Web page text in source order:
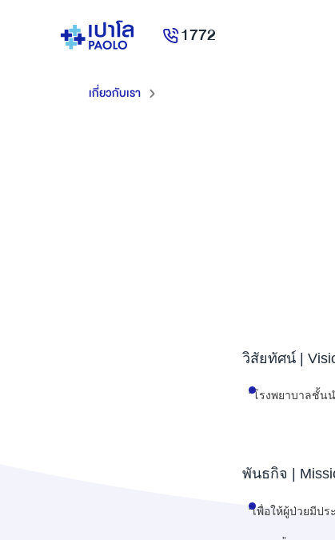
1772
เกี่ยวกับเรา
วิสัยทัศน์ |
“โรงพยาบาลชั้น
พันธกิจ |
“เพื่อให้ผู้ป่วยมีป